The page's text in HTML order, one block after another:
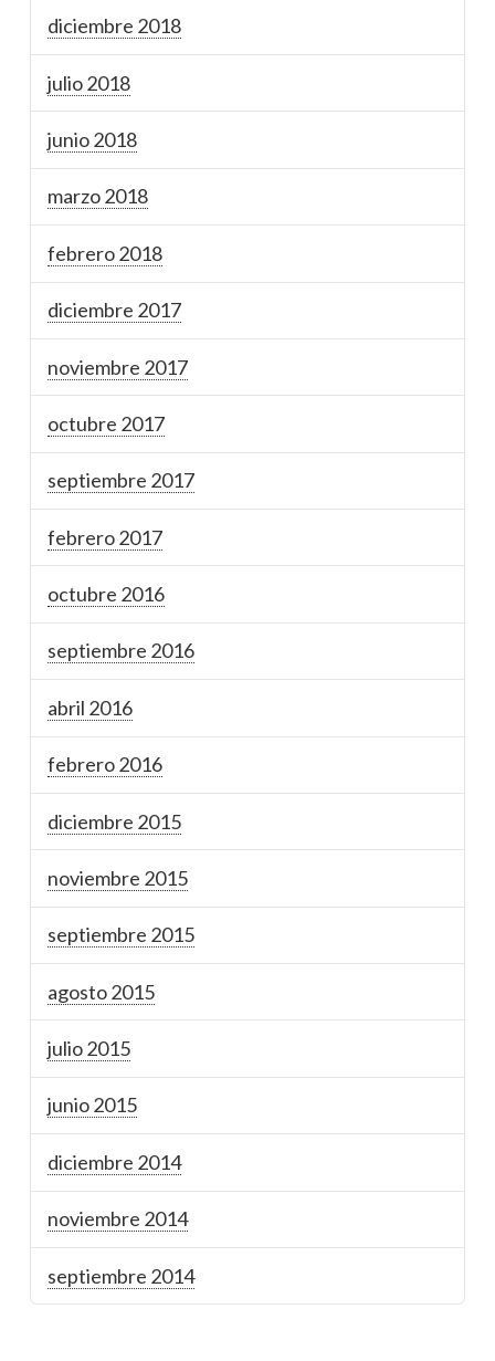
diciembre 2018
julio 2018
junio 2018
marzo 2018
febrero 2018
diciembre 2017
noviembre 2017
octubre 2017
septiembre 2017
febrero 2017
octubre 2016
septiembre 2016
abril 2016
febrero 2016
diciembre 2015
noviembre 2015
septiembre 2015
agosto 2015
julio 2015
junio 2015
diciembre 2014
noviembre 2014
septiembre 2014